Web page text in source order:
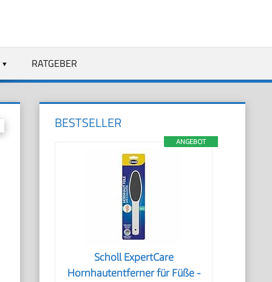
RATGEBER
BESTSELLER
ANGEBOT
Scholl ExpertCare
Hornhautentferner für Füße -